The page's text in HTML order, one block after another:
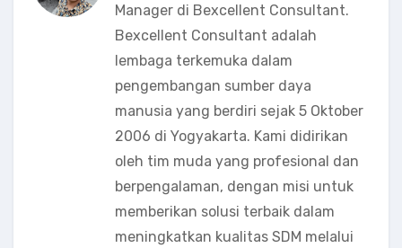
Manager di Bexcellent Consultant.
Bexcellent Consultant adalah
lembaga terkemuka dalam
pengembangan sumber daya
manusia yang berdiri sejak 5 Oktober
2006 di Yogyakarta. Kami didirikan
oleh tim muda yang profesional dan
berpengalaman, dengan misi untuk
memberikan solusi terbaik dalam
meningkatkan kualitas SDM melalui